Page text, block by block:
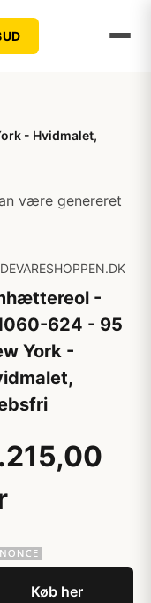
- Hvidmalet,
være genereret
-
624 - 95
York -
Køb her